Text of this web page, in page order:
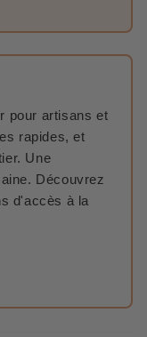
pour artisans et
rapides, et
Une
Découvrez
d'accès à la